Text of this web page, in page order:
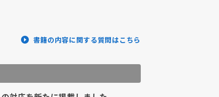
書籍の内容に関する質問はこちら